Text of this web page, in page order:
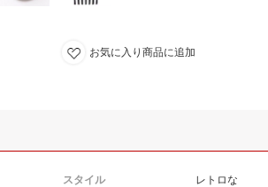
お気に入り商品に追加
スタイル レトロな